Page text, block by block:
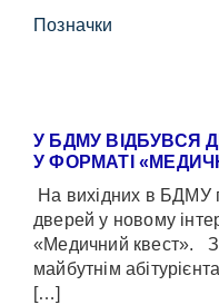
Позначки
У БДМУ ВІДБУВСЯ
У ФОРМАТІ
На вихідних в БДМУ
дверей у новому
«Медичний квест».
майбутнім
[…]